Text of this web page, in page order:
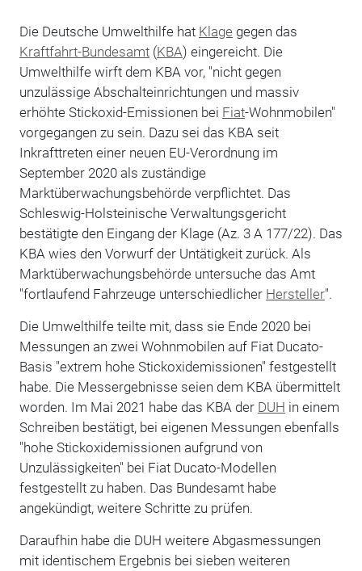
Die Deutsche Umwelthilfe hat Klage gegen das
Kraftfahrt-Bundesamt(KBA) eingereicht. Die
Umwelthilfe wirft dem KBA vor, "nicht gegen
unzulässige Abschalteinrichtungen und massiv
erhöhte Stickoxid-Emissionen bei Fiat-Wohnmobilen"
vorgegangen zu sein. Dazu sei das KBA seit
Inkrafttreten einer neuen EU-Verordnung im
September 2020 als zuständige
Marktüberwachungsbehörde verpflichtet. Das
Schleswig-Holsteinische Verwaltungsgericht
bestätigte den Eingang der Klage (Az. 3 A 177/22). Das
KBA wies den Vorwurf der Untätigkeit zurück. Als
Marktüberwachungsbehörde untersuche das Amt
"fortlaufend Fahrzeuge unterschiedlicher Hersteller".
Die Umwelthilfe teilte mit, dass sie Ende 2020 bei
Messungen an zwei Wohnmobilen auf Fiat Ducato-
Basis "extrem hohe Stickoxidemissionen" festgestellt
habe. Die Messergebnisse seien dem KBA übermittelt
worden. Im Mai 2021 habe das KBA der DUH in einem
Schreiben bestätigt, bei eigenen Messungen ebenfalls
"hohe Stickoxidemissionen aufgrund von
Unzulässigkeiten" bei Fiat Ducato-Modellen
festgestellt zu haben. Das Bundesamt habe
angekündigt, weitere Schritte zu prüfen.
Daraufhin habe die DUH weitere Abgasmessungen
mit identischem Ergebnis bei sieben weiteren